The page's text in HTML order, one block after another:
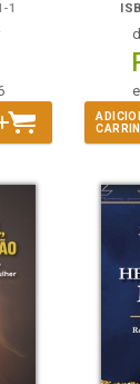
1